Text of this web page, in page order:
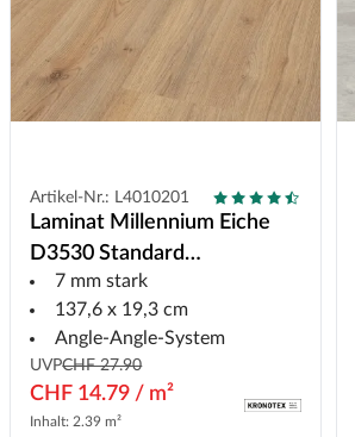
Artikel-Nr.: L4010201
Laminat Millennium Eiche
D3530 Standard
Landhausdiele
7 mm stark
137,6 x 19,3 cm
Angle-Angle-System
UVPCHF 27.90
CHF 14.79 / m²
Inhalt: 2.39 m²